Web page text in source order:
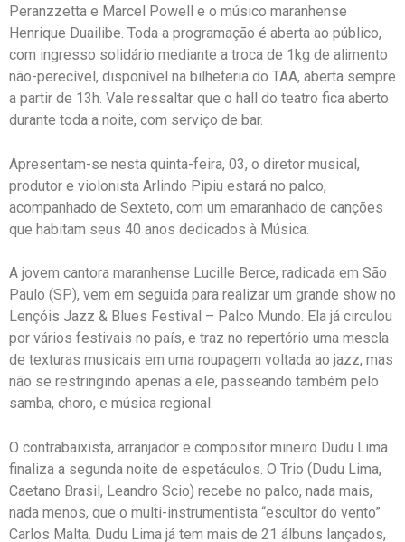
Peranzzetta e Marcel Powell e o músico maranhense
Henrique Duailibe. Toda a programação é aberta ao público,
com ingresso solidário mediante a troca de 1kg de alimento
não-perecível, disponível na bilheteria do TAA, aberta sempre
a partir de 13h. Vale ressaltar que o hall do teatro fica aberto
durante toda a noite, com serviço de bar.
Apresentam-se nesta quinta-feira, 03, o diretor musical,
produtor e violonista Arlindo Pipiu estará no palco,
acompanhado de Sexteto, com um emaranhado de canções
que habitam seus 40 anos dedicados à Música.
A jovem cantora maranhense Lucille Berce, radicada em São
Paulo (SP), vem em seguida para realizar um grande show no
Lençóis Jazz & Blues Festival – Palco Mundo. Ela já circulou
por vários festivais no país, e traz no repertório uma mescla
de texturas musicais em uma roupagem voltada ao jazz, mas
não se restringindo apenas a ele, passeando também pelo
samba, choro, e música regional.
O contrabaixista, arranjador e compositor mineiro Dudu Lima
finaliza a segunda noite de espetáculos. O Trio (Dudu Lima,
Caetano Brasil, Leandro Scio) recebe no palco, nada mais,
nada menos, que o multi-instrumentista “escultor do vento”
Carlos Malta. Dudu Lima já tem mais de 21 álbuns lançados,